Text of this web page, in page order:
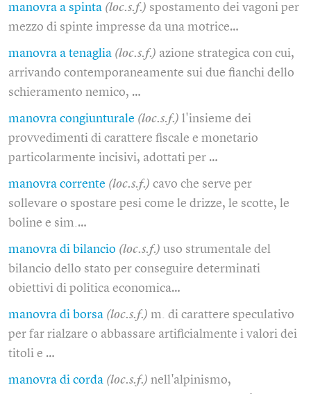
manovra a spinta (loc.s.f.) spostamento dei vagoni per
mezzo di spinte impresse da una motrice…
manovra a tenaglia (loc.s.f.) azione strategica con cui,
arrivando contemporaneamente sui due fianchi dello
schieramento nemico, …
manovra congiunturale (loc.s.f.) l'insieme dei
provvedimenti di carattere fiscale e monetario
particolarmente incisivi, adottati per …
manovra corrente (loc.s.f.) cavo che serve per
sollevare o spostare pesi come le drizze, le scotte, le
boline e sim.…
manovra di bilancio (loc.s.f.) uso strumentale del
bilancio dello stato per conseguire determinati
obiettivi di politica economica…
manovra di borsa (loc.s.f.) m. di carattere speculativo
per far rialzare o abbassare artificialmente i valori dei
titoli e …
manovra di corda (loc.s.f.) nell'alpinismo,